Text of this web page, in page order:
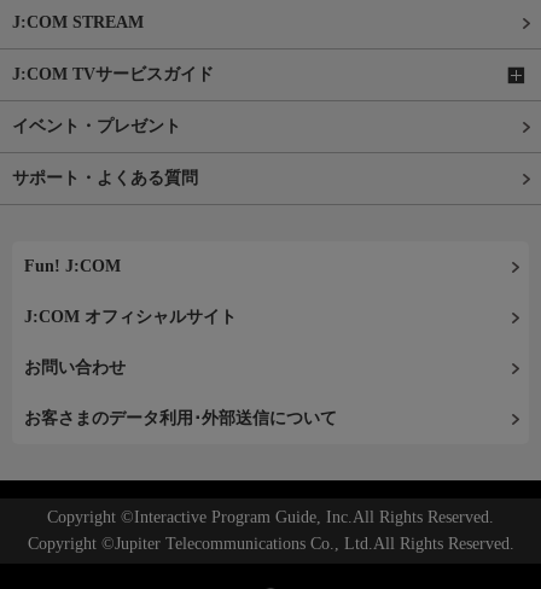
J:COM STREAM
J:COM TVサービスガイド
イベント・プレゼント
サポート・よくある質問
Fun! J:COM
J:COM オフィシャルサイト
お問い合わせ
お客さまのデータ利用･外部送信について
Copyright ©Interactive Program Guide, Inc.All Rights Reserved.
Copyright ©Jupiter Telecommunications Co., Ltd.All Rights Reserved.